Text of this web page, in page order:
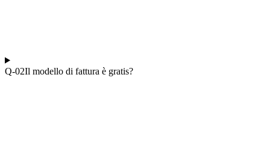
Q-02Il modello di fattura è gratis?